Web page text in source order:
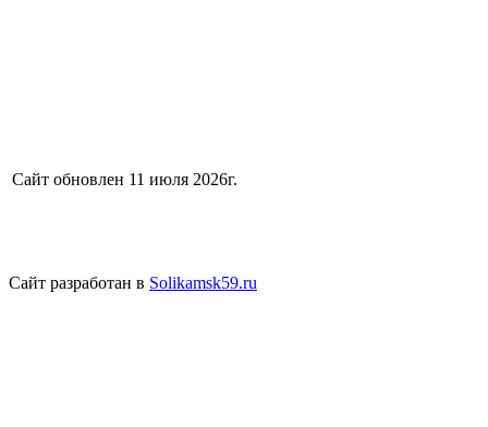
Сайт обновлен 11 июля 2026г.
Сайт разработан в Solikamsk59.ru